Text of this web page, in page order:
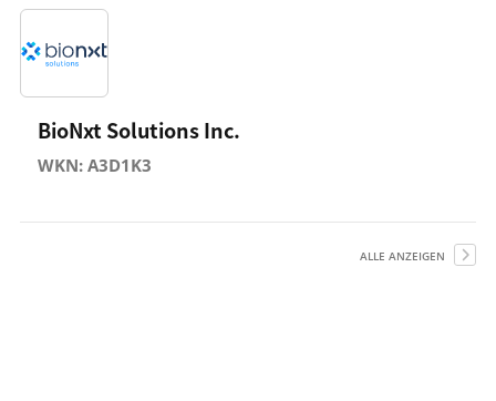
BioNxt Solutions Inc.
WKN: A3D1K3
ALLE ANZEIGEN